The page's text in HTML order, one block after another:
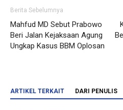
Berita Sebelumnya
Mahfud MD Sebut Prabowo
Beri Jalan Kejaksaan Agung
Ungkap Kasus BBM Oplosan
ARTIKEL TERKAIT DARI PENULIS